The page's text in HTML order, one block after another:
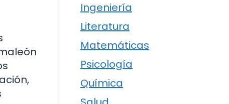
Ingeniería
Literatura
Matemáticas
Psicología
Química